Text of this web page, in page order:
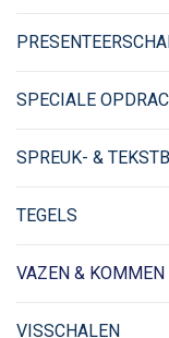
SPECIALE
SPREUK- &
TEGELS
VAZEN & KOMMEN
VISSCHALEN